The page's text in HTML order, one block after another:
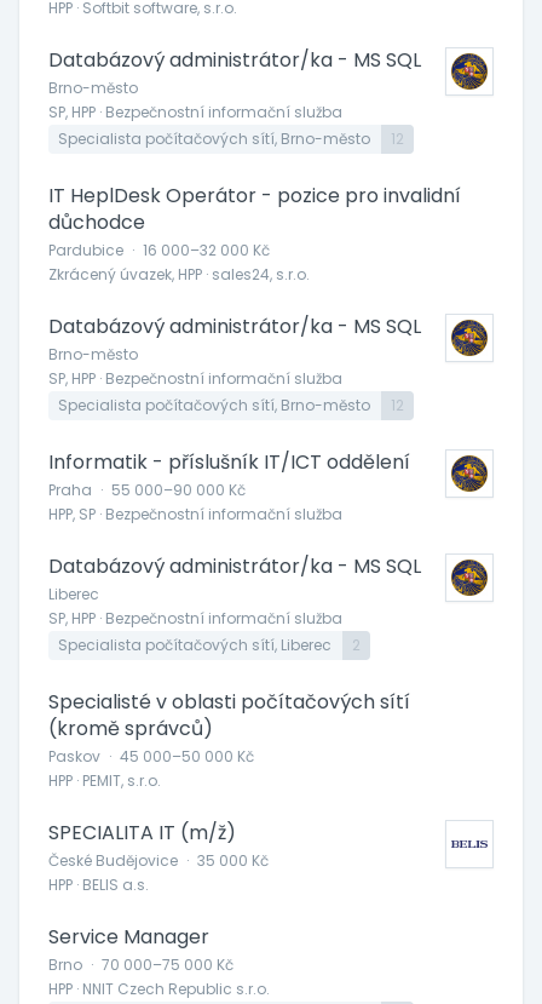
HPP · Softbit software, s.r.o.
Databázový administrátor/ka - MS SQL
Brno-město
SP, HPP · Bezpečnostní informační služba
Specialista počítačových sítí, Brno-město
12
IT HeplDesk Operátor - pozice pro invalidní
důchodce
Pardubice · 16 000–32 000 Kč
Zkrácený úvazek, HPP · sales24, s.r.o.
Databázový administrátor/ka - MS SQL
Brno-město
SP, HPP · Bezpečnostní informační služba
Specialista počítačových sítí, Brno-město
12
Informatik - příslušník IT/ICT oddělení
Praha · 55 000–90 000 Kč
HPP, SP · Bezpečnostní informační služba
Databázový administrátor/ka - MS SQL
Liberec
SP, HPP · Bezpečnostní informační služba
Specialista počítačových sítí, Liberec
2
Specialisté v oblasti počítačových sítí
(kromě správců)
Paskov · 45 000–50 000 Kč
HPP · PEMIT, s.r.o.
SPECIALITA IT (m/ž)
České Budějovice · 35 000 Kč
HPP · BELIS a.s.
Service Manager
Brno · 70 000–75 000 Kč
HPP · NNIT Czech Republic s.r.o.